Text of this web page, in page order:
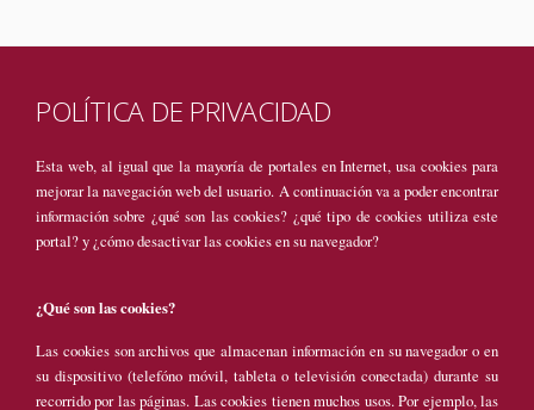
POLÍTICA DE PRIVACIDAD
Esta web, al igual que la mayoría de portales en Internet, usa cookies para
mejorar la navegación web del usuario. A continuación va a poder encontrar
información sobre ¿qué son las cookies? ¿qué tipo de cookies utiliza este
portal? y ¿cómo desactivar las cookies en su navegador?
¿Qué son las cookies?
Las cookies son archivos que almacenan información en su navegador o en
su dispositivo (telefóno móvil, tableta o televisión conectada) durante su
recorrido por las páginas. Las cookies tienen muchos usos. Por ejemplo, las